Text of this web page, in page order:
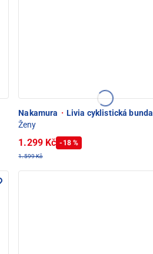
Nakamura · Livia cyklistická bunda
Ženy
1.299 Kč -18 %
1.599 Kč